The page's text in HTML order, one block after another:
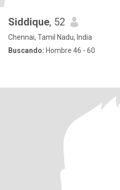
Siddique, 52
Chennai, Tamil Nadu, India
Buscando: Hombre 46 - 60